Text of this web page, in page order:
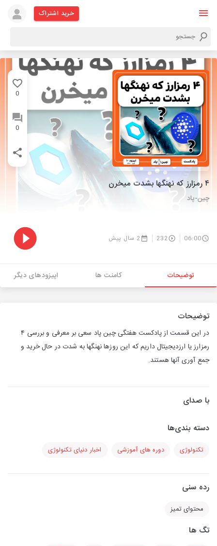
خرید اشتراک
0
0
۴ رمزارز که نهنگها بشدت میخرن
چین-پاد
06:00
232 2 سال پیش
توضیحات کامنت ها اپیزودهای دیگر
توضیحات
در این قسمت از پادکست هفتگی چین پاد سعی بر‌ معرفی و بررسی ۴
رمزارز یا ارزدیجیتال داریم که این روزها نهنگها به شدت در حال خرید و
جمع آوری آنها هستند.
با صدای
دسته بندی‌ها
تکنولوژی دوره های آموزشی اخبار دنیای تکنولوژی
رده سنی
محتوای تمیز
تگ ها